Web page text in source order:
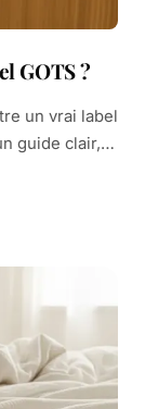
GOTS ?
un vrai label
guide clair,